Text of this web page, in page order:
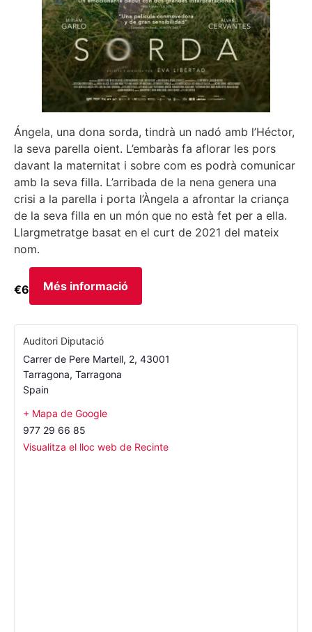
Ángela, una dona sorda, tindrà un nadó amb l’Héctor,
la seva parella oient. L’embaràs fa aflorar les pors
davant la maternitat i sobre com es podrà comunicar
amb la seva filla. L’arribada de la nena genera una
crisi a la parella i porta l’Àngela a afrontar la criança
de la seva filla en un món que no està fet per a ella.
Llargmetratge basat en el curt de 2021 del mateix
nom.
€6 Més informació
Auditori Diputació
Carrer de Pere Martell, 2, 43001
Tarragona, Tarragona
Spain
+ Mapa de Google
977 29 66 85
Visualitza el lloc web de Recinte